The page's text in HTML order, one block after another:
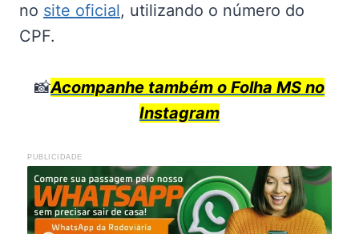
no site oficial, utilizando o número do
CPF.
📸Acompanhe também o Folha MS no
Instagram
PUBLICIDADE